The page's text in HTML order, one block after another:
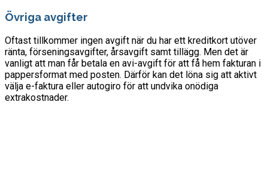
Övriga avgifter
Oftast tillkommer ingen avgift när du har ett kreditkort utöver
ränta, förseningsavgifter, årsavgift samt tillägg. Men det är
vanligt att man får betala en avi-avgift för att få hem fakturan i
pappersformat med posten. Därför kan det löna sig att aktivt
välja e-faktura eller autogiro för att undvika onödiga
extrakostnader.